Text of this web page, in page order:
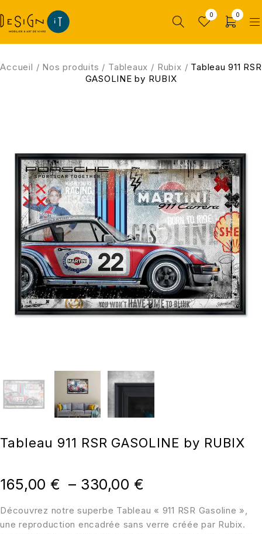
0 0
Accueil / Nos produits / Tableaux / Rubix / Tableau 911 RSR
GASOLINE by RUBIX
Tableau 911 RSR GASOLINE by RUBIX
Découvrez notre superbe Tableau « 911 RSR Gasoline »,
une reproduction encadrée sans verre créée par Rubix.
165,00 € – 330,00 €